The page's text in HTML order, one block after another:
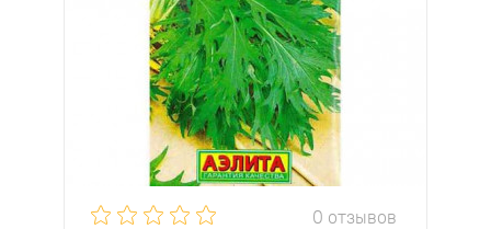
0 отзывов